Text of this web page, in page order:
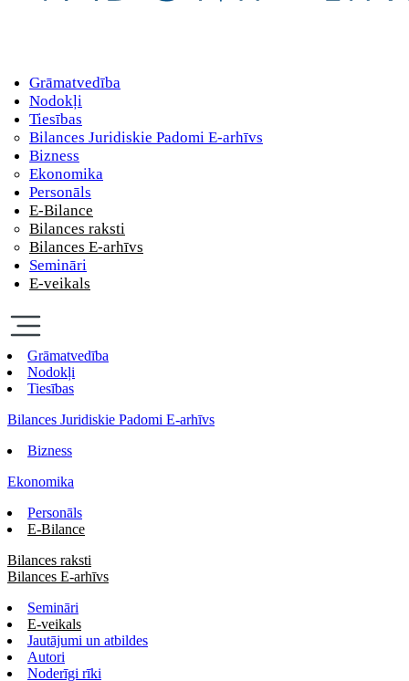
Grāmatvedība
Nodokļi
Tiesības
Bilances Juridiskie Padomi E-arhīvs
Bizness
Ekonomika
Personāls
E-Bilance
Bilances raksti
Bilances E-arhīvs
Semināri
E-veikals
Grāmatvedība
Nodokļi
Tiesības
Bilances Juridiskie Padomi E-arhīvs
Bizness
Ekonomika
Personāls
E-Bilance
Bilances raksti
Bilances E-arhīvs
Semināri
E-veikals
Jautājumi un atbildes
Autori
Noderīgi rīki